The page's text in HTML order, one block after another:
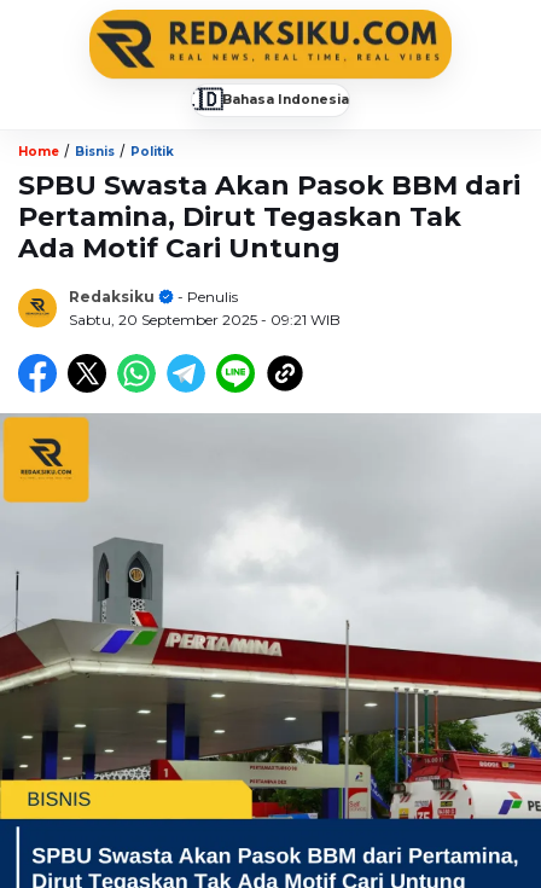
🇮🇩Bahasa Indonesia
Home / Bisnis / Politik
SPBU Swasta Akan Pasok BBM dari
Pertamina, Dirut Tegaskan Tak
Ada Motif Cari Untung
Redaksiku
- Penulis
Sabtu, 20 September 2025 - 09:21 WIB